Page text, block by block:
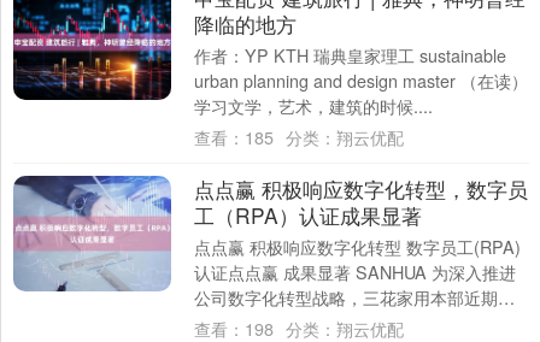
降临的地方
作者：YP KTH 瑞典皇家理工 sustainable
urban planning and design master （在读）
学习文学，艺术，建筑的时候....
查看： 185 分类： 翔云优配
点点赢 积极响应数字化转型，数字员
工（RPA）认证成果显著
点点赢 积极响应数字化转型 数字员工(RPA)
认证点点赢 成果显著 SANHUA 为深入推进
公司数字化转型战略，三花家用本部近期发
布并实施了《数字员工(RPA)....
查看： 198 分类： 翔云优配